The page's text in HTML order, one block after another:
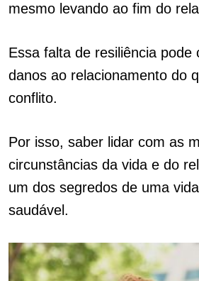
mesmo levando ao fim do
Essa falta de resiliência pode
danos ao relacionamento do
conflito.
Por isso, saber lidar com as
circunstâncias da vida e do
um dos segredos de uma
saudável.